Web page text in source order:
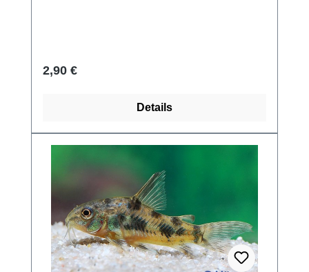
Regulärer Preis:
2,90 €
Details